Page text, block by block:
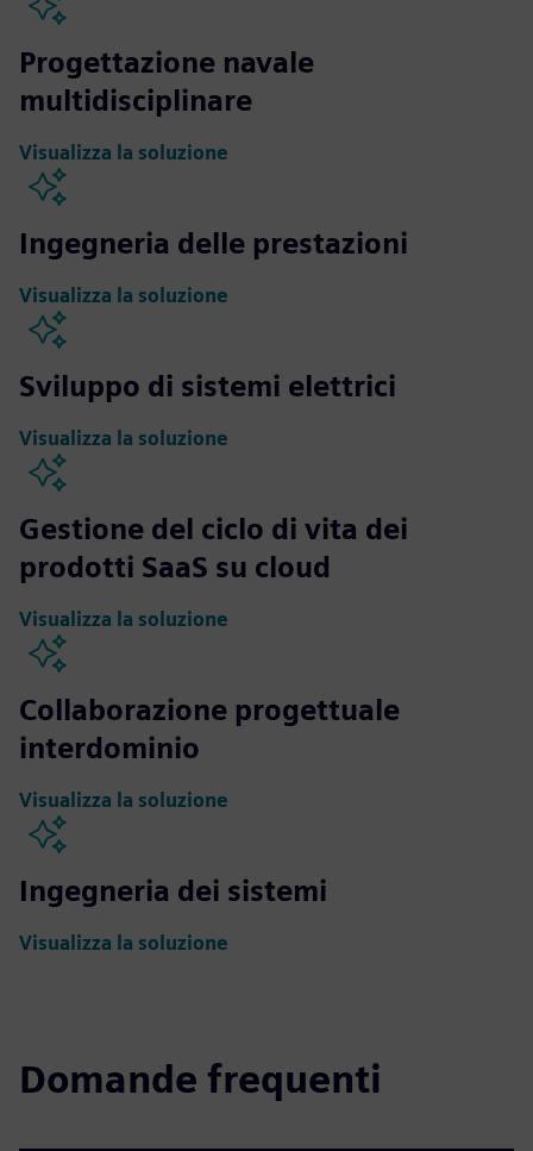
Progettazione navale
multidisciplinare
Visualizza la soluzione
Ingegneria delle prestazioni
Visualizza la soluzione
Sviluppo di sistemi elettrici
Visualizza la soluzione
Gestione del ciclo di vita dei
prodotti SaaS su cloud
Visualizza la soluzione
Collaborazione progettuale
interdominio
Visualizza la soluzione
Ingegneria dei sistemi
Visualizza la soluzione
Domande frequenti